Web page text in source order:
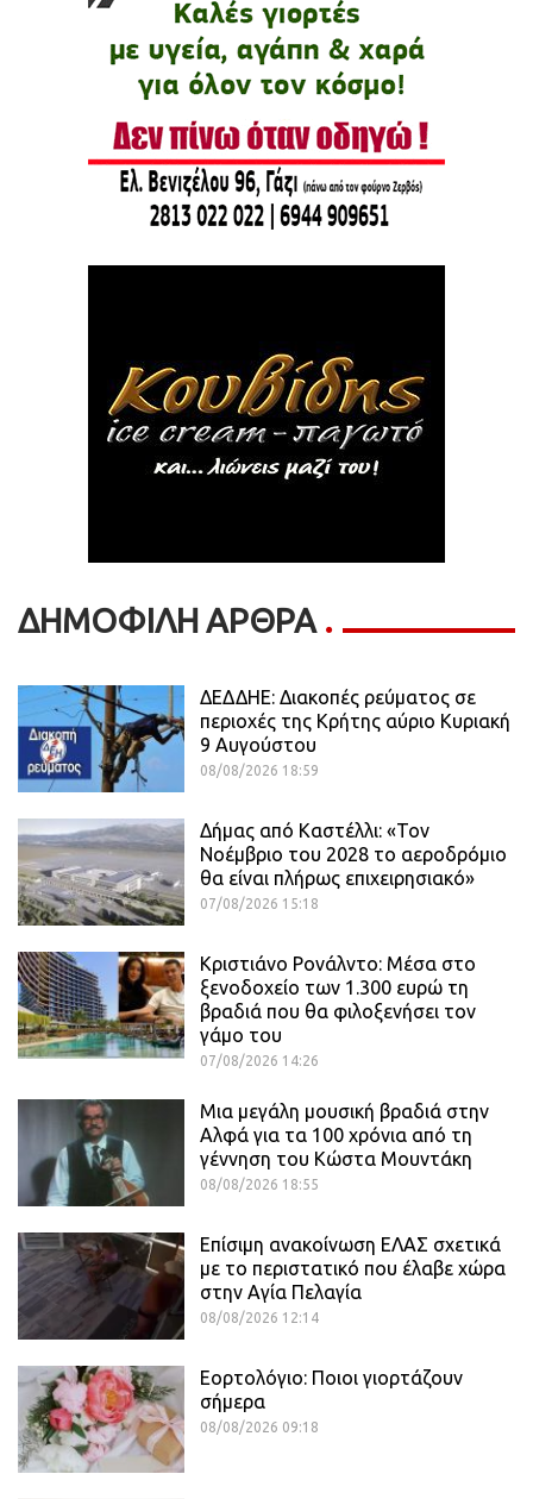
ΔΗΜΟΦΙΛΗ ΑΡΘΡΑ
ΔΕΔΔΗΕ: Διακοπές ρεύματος σε
περιοχές της Κρήτης αύριο Κυριακή
9 Αυγούστου
08/08/2026 18:59
Δήμας από Καστέλλι: «Τον
Νοέμβριο του 2028 το αεροδρόμιο
θα είναι πλήρως επιχειρησιακό»
07/08/2026 15:18
Κριστιάνο Ρονάλντο: Μέσα στο
ξενοδοχείο των 1.300 ευρώ τη
βραδιά που θα φιλοξενήσει τον
γάμο του
07/08/2026 14:26
Μια μεγάλη μουσική βραδιά στην
Αλφά για τα 100 χρόνια από τη
γέννηση του Κώστα Μουντάκη
08/08/2026 18:55
Επίσιμη ανακοίνωση ΕΛΑΣ σχετικά
με το περιστατικό που έλαβε χώρα
στην Αγία Πελαγία
08/08/2026 12:14
Εορτολόγιο: Ποιοι γιορτάζουν
σήμερα
08/08/2026 09:18